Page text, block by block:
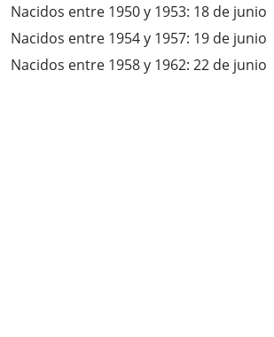
Nacidos entre 1950 y 1953: 18 de junio
Nacidos entre 1954 y 1957: 19 de junio
Nacidos entre 1958 y 1962: 22 de junio